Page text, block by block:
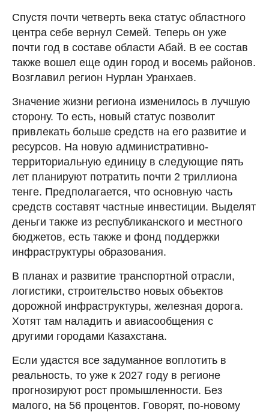
Спустя почти четверть века статус областного
центра себе вернул Семей. Теперь он уже
почти год в составе области Абай. В ее состав
также вошел еще один город и восемь районов.
Возглавил регион Нурлан Уранхаев.
Значение жизни региона изменилось в лучшую
сторону. То есть, новый статус позволит
привлекать больше средств на его развитие и
ресурсов. На новую административно-
территориальную единицу в следующие пять
лет планируют потратить почти 2 триллиона
тенге. Предполагается, что основную часть
средств составят частные инвестиции. Выделят
деньги также из республиканского и местного
бюджетов, есть также и фонд поддержки
инфраструктуры образования.
В планах и развитие транспортной отрасли,
логистики, строительство новых объектов
дорожной инфраструктуры, железная дорога.
Хотят там наладить и авиасообщения с
другими городами Казахстана.
Если удастся все задуманное воплотить в
реальность, то уже к 2027 году в регионе
прогнозируют рост промышленности. Без
малого, на 56 процентов. Говорят, по-новому